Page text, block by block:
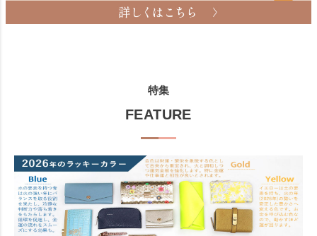
特集
FEATURE